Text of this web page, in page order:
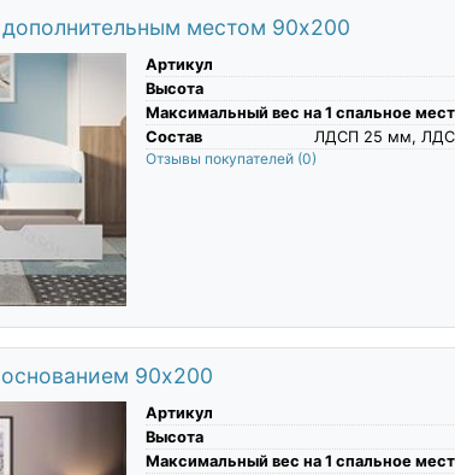
местом 90х200
Артикул
Высота
Максимальный вес на 1 спальное
Состав
ЛДСП 25 мм,
Отзывы покупателей (0)
90х200
Артикул
Высота
Максимальный вес на 1 спальное